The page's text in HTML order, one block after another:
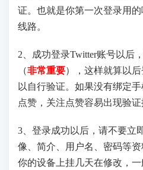
证。也就是你第一次登录用
线路。
2、成功登录Twitter账号以后
（非常重要），这样就算以
以自行验证。如果没有绑定
点赞，关注点赞容易出现验证
3、登录成功以后，请不要立
像、简介、用户名、密码等
你的设备上挂几天在修改，